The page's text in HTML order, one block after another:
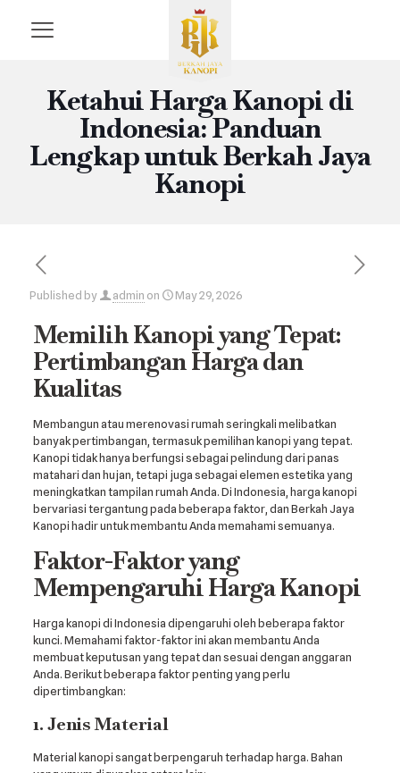
Ketahui Harga Kanopi di
Indonesia: Panduan
Lengkap untuk Berkah Jaya
Kanopi
Published by admin on May 29, 2026
Memilih Kanopi yang Tepat:
Pertimbangan Harga dan
Kualitas
Membangun atau merenovasi rumah seringkali melibatkan
banyak pertimbangan, termasuk pemilihan kanopi yang tepat.
Kanopi tidak hanya berfungsi sebagai pelindung dari panas
matahari dan hujan, tetapi juga sebagai elemen estetika yang
meningkatkan tampilan rumah Anda. Di Indonesia, harga kanopi
bervariasi tergantung pada beberapa faktor, dan Berkah Jaya
Kanopi hadir untuk membantu Anda memahami semuanya.
Faktor-Faktor yang
Mempengaruhi Harga Kanopi
Harga kanopi di Indonesia dipengaruhi oleh beberapa faktor
kunci. Memahami faktor-faktor ini akan membantu Anda
membuat keputusan yang tepat dan sesuai dengan anggaran
Anda. Berikut beberapa faktor penting yang perlu
dipertimbangkan:
1. Jenis Material
Material kanopi sangat berpengaruh terhadap harga. Bahan